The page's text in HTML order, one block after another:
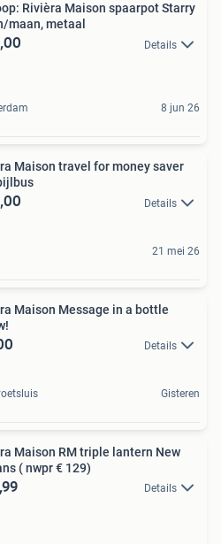
Rivièra Maison spaarpot Starry
maan, metaal
Details
8 jun 26
Maison travel for money saver
Details
21 mei 26
Maison Message in a bottle
Details
Gisteren
Maison RM triple lantern New
( nwpr € 129)
Details